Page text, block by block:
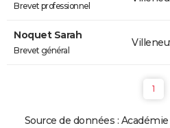
Brevet professionnel
Noquet Sarah
Brevet général
1
Source de données :